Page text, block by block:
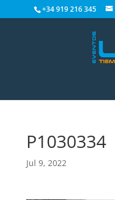
+34 919 216 345
P1030334
Jul 9, 2022